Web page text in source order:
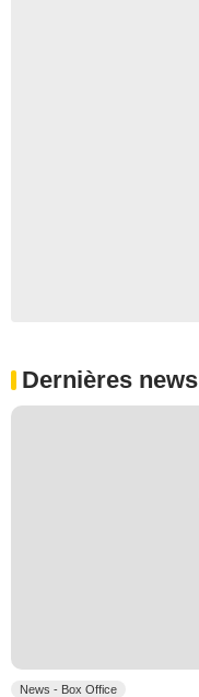
Dernières news
News - Box Office